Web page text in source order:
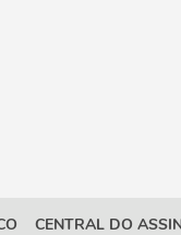
CENTRAL DO